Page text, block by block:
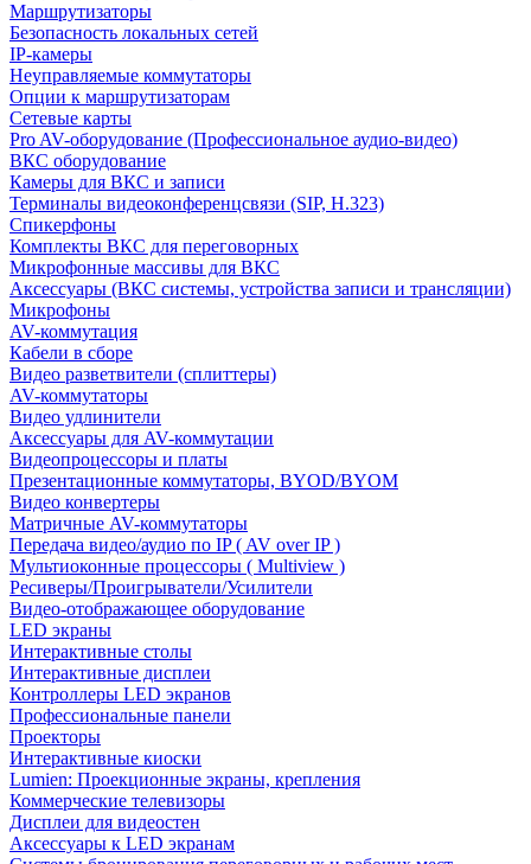
Маршрутизаторы
Безопасность локальных сетей
IP-камеры
Неуправляемые коммутаторы
Опции к маршрутизаторам
Сетевые карты
Pro AV-оборудование (Профессиональное аудио-видео)
ВКС оборудование
Камеры для ВКС и записи
Терминалы видеоконференцсвязи (SIP, H.323)
Спикерфоны
Комплекты ВКС для переговорных
Микрофонные массивы для ВКС
Аксессуары (ВКС системы, устройства записи и трансляции)
Микрофоны
AV-коммутация
Кабели в сборе
Видео разветвители (сплиттеры)
AV-коммутаторы
Видео удлинители
Аксессуары для AV-коммутации
Видеопроцессоры и платы
Презентационные коммутаторы, BYOD/BYOM
Видео конвертеры
Матричные AV-коммутаторы
Передача видео/аудио по IP ( AV over IP )
Мультиоконные процессоры ( Multiview )
Ресиверы/Проигрыватели/Усилители
Видео-отображающее оборудование
LED экраны
Интерактивные столы
Интерактивные дисплеи
Контроллеры LED экранов
Профессиональные панели
Проекторы
Интерактивные киоски
Lumien: Проекционные экраны, крепления
Коммерческие телевизоры
Дисплеи для видеостен
Аксессуары к LED экранам